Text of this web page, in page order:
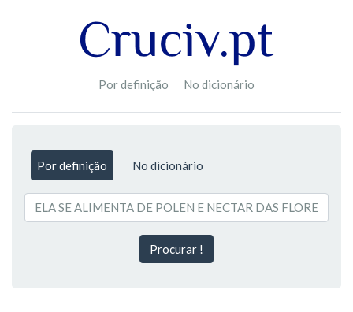
Por definição No dicionário
Por definição No dicionário
Procurar !